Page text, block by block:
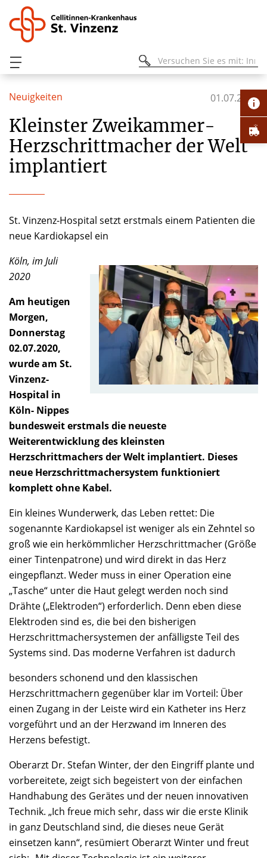
Neuigkeiten 01.07.2020
Kleinster Zweikammer-
Herzschrittmacher der Welt
implantiert
St. Vinzenz-Hospital setzt erstmals einem Patienten die
neue Kardiokapsel ein
Köln, im Juli
2020
Am heutigen
Morgen,
Donnerstag
02.07.2020,
wurde am St.
Vinzenz-
Hospital in
Köln- Nippes
bundesweit erstmals die neueste
Weiterentwicklung des kleinsten
Herzschrittmachers der Welt implantiert. Dieses
neue Herzschrittmachersystem funktioniert
komplett ohne Kabel.
Ein kleines Wunderwerk, das Leben rettet: Die
sogenannte Kardiokapsel ist weniger als ein Zehntel so
groß wie ein herkömmlicher Herzschrittmacher (Größe
einer Tintenpatrone) und wird direkt in das Herz
eingepflanzt. Weder muss in einer Operation eine
„Tasche“ unter die Haut gelegt werden noch sind
Drähte („Elektroden“) erforderlich. Denn eben diese
Elektroden sind es, die bei den bisherigen
Herzschrittmachersystemen der anfälligste Teil des
Systems sind. Das moderne Verfahren ist dadurch
besonders schonend und den klassischen
Herzschrittmachern gegenüber klar im Vorteil: Über
einen Zugang in der Leiste wird ein Katheter ins Herz
vorgeführt und an der Herzwand im Inneren des
Herzens befestigt.
Oberarzt Dr. Stefan Winter, der den Eingriff plante und
vorbereitete, zeigt sich begeistert von der einfachen
Handhabung des Gerätes und der neuen innovativen
Technik. „Ich freue mich sehr, dass wir die erste Klinik
in ganz Deutschland sind, die dieses neue Gerät
einsetzen kann“, resümiert Oberarzt Winter und freut